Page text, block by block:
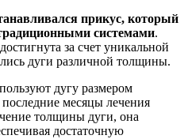
прикус, который
системами.
за счет уникальной
дуги различной толщины.
дугу размером
месяцы лечения
толщины дуги, она
достаточную